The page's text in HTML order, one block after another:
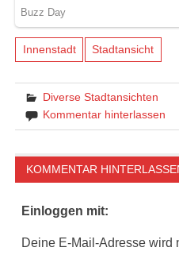
Innenstadt Stadtansicht
Diverse Stadtansichten
Kommentar hinterlassen
KOMMENTAR
Einloggen mit:
Deine E-Mail-Adresse wird